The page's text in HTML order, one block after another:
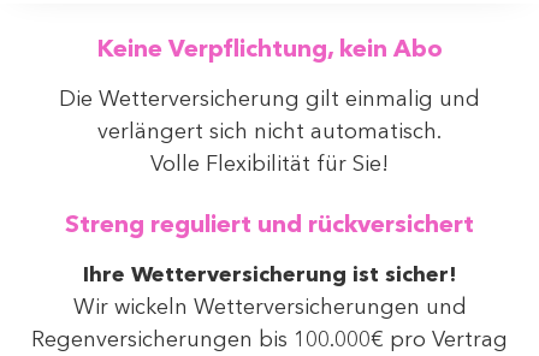
Keine Verpflichtung, kein Abo
Die Wetterversicherung gilt einmalig und
verlängert sich nicht automatisch.
Volle Flexibilität für Sie!
Streng reguliert und rückversichert
Ihre Wetterversicherung ist sicher!
Wir wickeln Wetterversicherungen und
Regenversicherungen bis 100.000€ pro Vertrag